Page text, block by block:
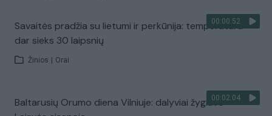
00:00:52
Savaitės pradžia su lietumi ir perkūnija: temperatūra
dar sieks 30 laipsnių
Žinios Orai
00:02:04
Baltarusių Orumo diena Vilniuje: dalyviai žygiavo